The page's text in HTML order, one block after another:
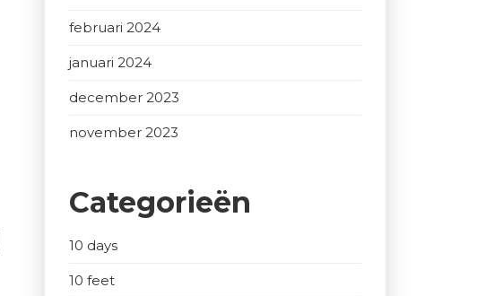
februari 2024
januari 2024
december 2023
november 2023
Categorieën
10 days
10 feet